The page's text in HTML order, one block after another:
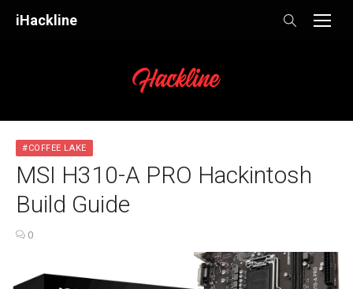
iHackline
#COFFEE LAKE
MSI H310-A PRO Hackintosh
Build Guide
0